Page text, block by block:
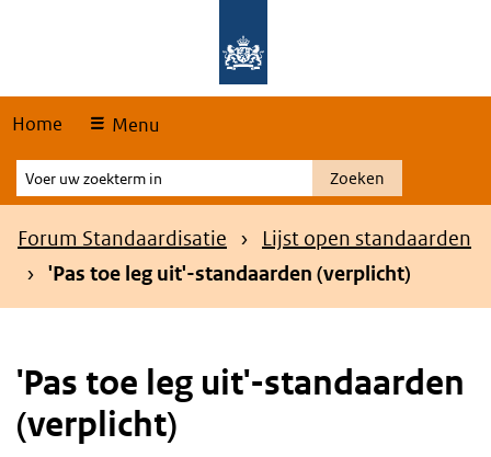
Home Menu
Voer
uw
zoekterm
Zoeken
Kruimelpad
Forum Standaardisatie
Lijst open standaarden
'Pas toe leg uit'-standaarden (verplicht)
'Pas toe leg uit'-standaarden
(verplicht)